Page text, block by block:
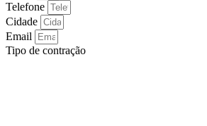
Telefone
Cidade
Email
Tipo de contração